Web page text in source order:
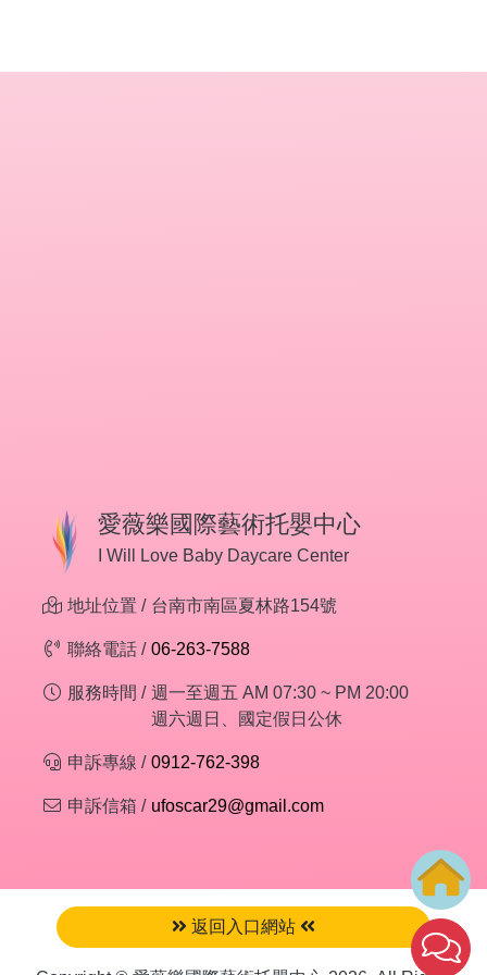
愛薇樂國際藝術托嬰中心
I Will Love Baby Daycare Center
地址位置 / 台南市南區夏林路154號
聯絡電話 / 06-263-7588
服務時間 / 週一至週五 AM 07:30 ~ PM 20:00
週六週日、國定假日公休
申訴專線 / 0912-762-398
申訴信箱 / ufoscar29@gmail.com
返回入口網站